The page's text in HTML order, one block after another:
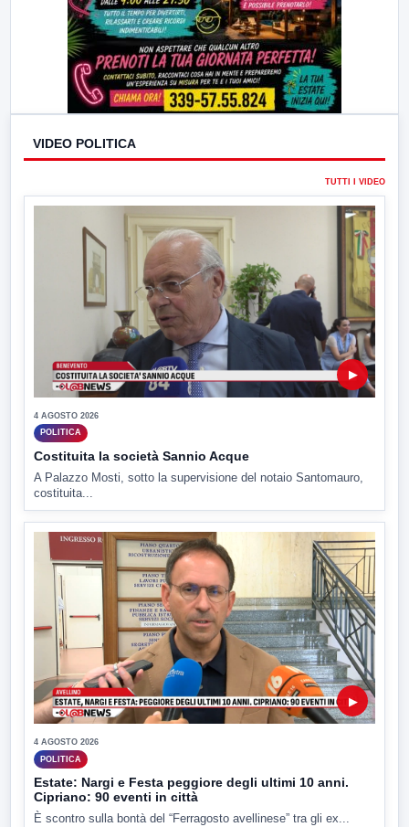
VIDEO POLITICA
TUTTI I VIDEO
▶
4 AGOSTO 2026
POLITICA
Costituita la società Sannio Acque
A Palazzo Mosti, sotto la supervisione del notaio Santomauro,
costituita...
▶
4 AGOSTO 2026
POLITICA
Estate: Nargi e Festa peggiore degli ultimi 10 anni.
Cipriano: 90 eventi in città
È scontro sulla bontà del “Ferragosto avellinese” tra gli ex...